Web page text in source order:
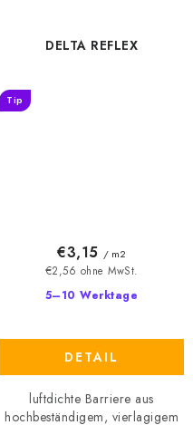
DELTA REFLEX
Tip
5–10 Werktage
€2,56 ohne MwSt.
€3,15 / m2
DETAIL
luftdichte Barriere aus
hochbeständigem, vierlagigem